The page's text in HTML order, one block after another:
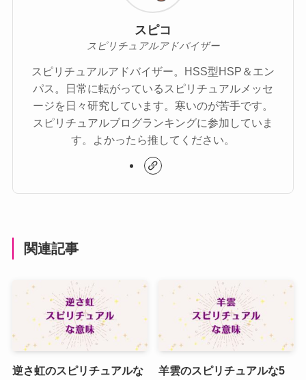
スピコ
スピリチュアルアドバイザー
スピリチュアルアドバイザー。HSS型HSP＆エン
パス。日常に転がっているスピリチュアルメッセ
ージを日々研究しています。寒いのが苦手です。
スピリチュアルブログランキングに参加していま
す。よかったら推してください。
関連記事
逆さ虹のスピリチュアルな
羊雲のスピリチュアルな5